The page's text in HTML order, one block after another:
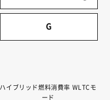
G
ハイブリッド燃料消費率 WLTCモ
ード